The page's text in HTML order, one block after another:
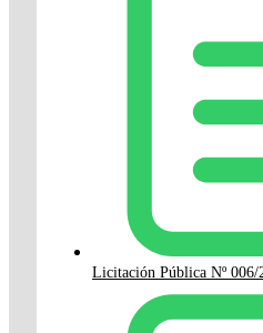
Licitación Pública Nº 006/